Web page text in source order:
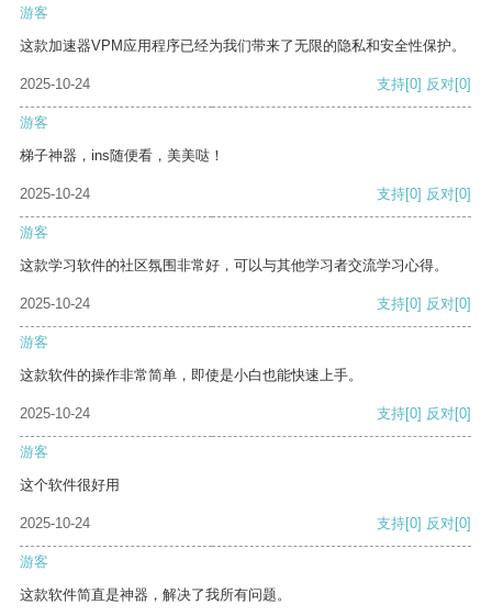
游客
这款加速器VPM应用程序已经为我们带来了无限的隐私和安全性保护。
2025-10-24 支持[0] 反对[0]
游客
梯子神器，ins随便看，美美哒！
2025-10-24 支持[0] 反对[0]
游客
这款学习软件的社区氛围非常好，可以与其他学习者交流学习心得。
2025-10-24 支持[0] 反对[0]
游客
这款软件的操作非常简单，即使是小白也能快速上手。
2025-10-24 支持[0] 反对[0]
游客
这个软件很好用
2025-10-24 支持[0] 反对[0]
游客
这款软件简直是神器，解决了我所有问题。